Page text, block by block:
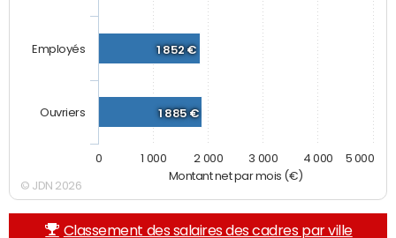
Montant net par mois (€)
1 852 €
1 885 €
Employés
Ouvriers
0 1 000 2 000 3 000 4 000 5 000
© JDN 2026
Classement des salaires des cadres par ville